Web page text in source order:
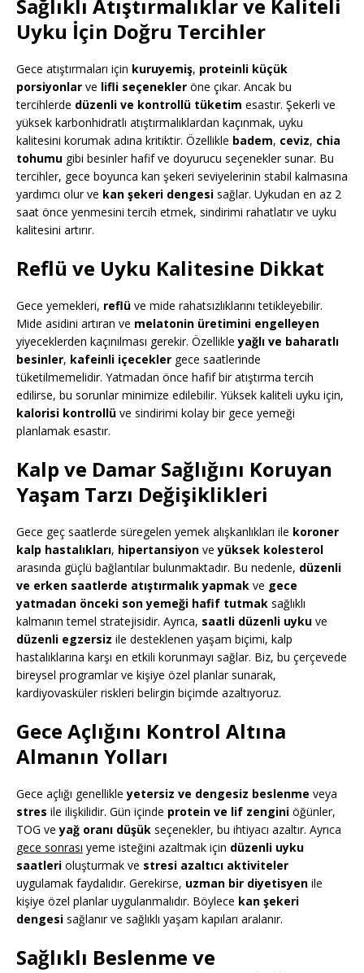
Sağlıklı Atıştırmalıklar ve Kaliteli
Uyku İçin Doğru Tercihler
Gece atıştırmaları için kuruyemiş, proteinli küçük
porsiyonlar ve lifli seçenekler öne çıkar. Ancak bu
tercihlerde düzenli ve kontrollü tüketim esastır. Şekerli ve
yüksek karbonhidratlı atıştırmalıklardan kaçınmak, uyku
kalitesini korumak adına kritiktir. Özellikle badem, ceviz, chia
tohumu gibi besinler hafif ve doyurucu seçenekler sunar. Bu
tercihler, gece boyunca kan şekeri seviyelerinin stabil kalmasına
yardımcı olur ve kan şekeri dengesi sağlar. Uykudan en az 2
saat önce yenmesini tercih etmek, sindirimi rahatlatır ve uyku
kalitesini artırır.
Reflü ve Uyku Kalitesine Dikkat
Gece yemekleri, reflü ve mide rahatsızlıklarını tetikleyebilir.
Mide asidini artıran ve melatonin üretimini engelleyen
yiyeceklerden kaçınılması gerekir. Özellikleyağlı ve baharatlı
besinler, kafeinli içecekler gece saatlerinde
tüketilmemelidir. Yatmadan önce hafif bir atıştırma tercih
edilirse, bu sorunlar minimize edilebilir. Yüksek kaliteli uyku için,
kalorisi kontrollü ve sindirimi kolay bir gece yemeği
planlamak esastır.
Kalp ve Damar Sağlığını Koruyan
Yaşam Tarzı Değişiklikleri
Gece geç saatlerde süregelen yemek alışkanlıkları ile koroner
kalp hastalıkları, hipertansiyon veyüksek kolesterol
arasında güçlü bağlantılar bulunmaktadır. Bu nedenle, düzenli
ve erken saatlerde atıştırmalık yapmak ve gece
yatmadan önceki son yemeği hafif tutmak sağlıklı
kalmanın temel stratejisidir. Ayrıca, saatli düzenli uyku ve
düzenli egzersiz ile desteklenen yaşam biçimi, kalp
hastalıklarına karşı en etkili korunmayı sağlar. Biz, bu çerçevede
bireysel programlar ve kişiye özel planlar sunarak,
kardiyovasküler riskleri belirgin biçimde azaltıyoruz.
Gece Açlığını Kontrol Altına
Almanın Yolları
Gece açlığı genellikleyetersiz ve dengesiz beslenme veya
stres ile ilişkilidir. Gün içinde protein ve lif zengini öğünler,
TOG veyağ oranı düşük seçenekler, bu ihtiyacı azaltır. Ayrıca
gece sonrası yeme isteğini azaltmak için düzenli uyku
saatleri oluşturmak ve stresi azaltıcı aktiviteler
uygulamak faydalıdır. Gerekirse, uzman bir diyetisyen ile
kişiye özel planlar uygulanmalıdır. Böylece kan şekeri
dengesi sağlanır ve sağlıklı yaşam kapıları aralanır.
Sağlıklı Beslenme ve